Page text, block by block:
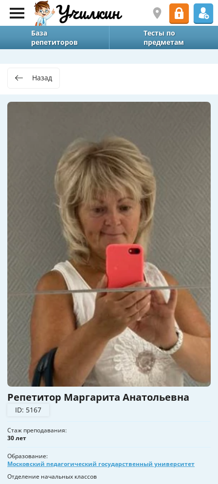
База
репетиторов
Тесты по
предметам
Назад
Репетитор Маргарита Анатольевна
ID: 5167
Стаж преподавания
30 лет
Образование
Московский педагогический государственный университет
Отделение начальных классов